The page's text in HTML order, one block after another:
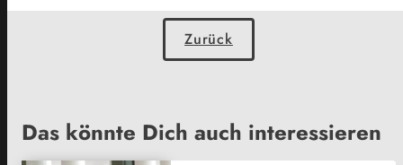
Zurück
Das könnte Dich auch interessieren